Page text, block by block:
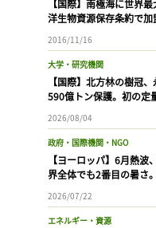
【国際】南極海に世界
洋生物資源保存条約で加
2016/11/16
大学・研究機関
【国際】北方林の樹冠
590億トン保護。初の定
2026/08/04
政府・国際機関・NGO
【ヨーロッパ】6月熱
界全体でも2番目の暑さ
2026/07/22
エネルギー・資源